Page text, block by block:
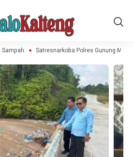
Satresnarkoba Polres Gunung Mas